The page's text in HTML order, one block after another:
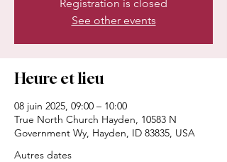
Registration is closed
See other events
Heure et lieu
08 juin 2025, 09:00 – 10:00
True North Church Hayden, 10583 N
Government Wy, Hayden, ID 83835, USA
Autres dates